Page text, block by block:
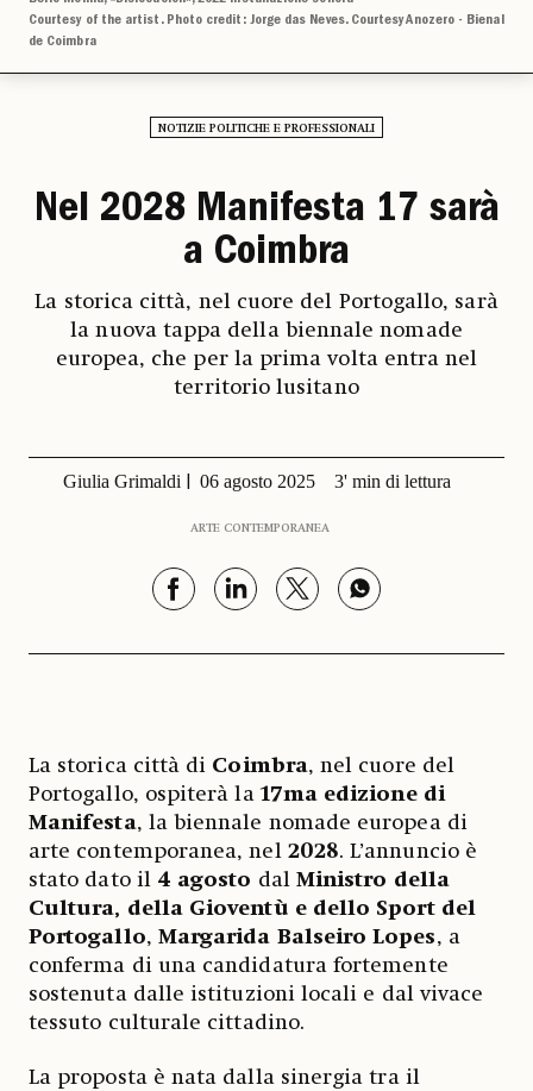
Courtesy of the artist. Photo credit: Jorge das Neves. Courtesy Anozero - Bienal
de Coimbra
NOTIZIE POLITICHE E PROFESSIONALI
Nel 2028 Manifesta 17 sarà
a Coimbra
La storica città, nel cuore del Portogallo, sarà
la nuova tappa della biennale nomade
europea, che per la prima volta entra nel
territorio lusitano
Giulia Grimaldi 06 agosto 2025 3' min di lettura
ARTE CONTEMPORANEA
La storica città di Coimbra, nel cuore del
Portogallo, ospiterà la17ma edizione di
Manifesta, la biennale nomade europea di
arte contemporanea, nel 2028. L’annuncio è
stato dato il 4 agosto dal Ministro della
Cultura, della Gioventù e dello Sport del
Portogallo, Margarida Balseiro Lopes, a
conferma di una candidatura fortemente
sostenuta dalle istituzioni locali e dal vivace
tessuto culturale cittadino.
La proposta è nata dalla sinergia tra il